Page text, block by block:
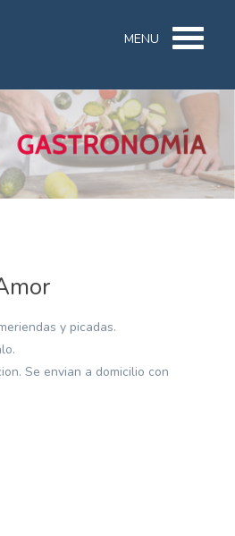
MENU
y picadas.
Se envian a domicilio con